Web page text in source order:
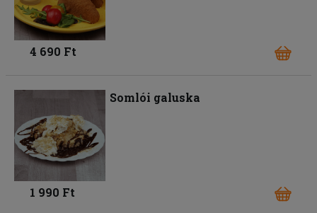
4 690 Ft
Somlói galuska
1 990 Ft